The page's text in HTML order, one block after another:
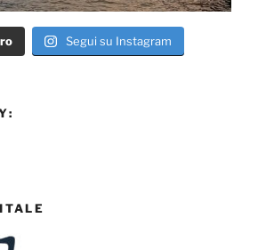
Segui su Instagram